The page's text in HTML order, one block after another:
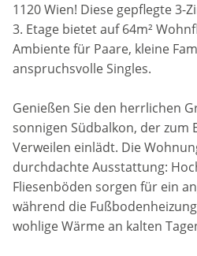
1120 Wien! Diese gepflegte 3-
3. Etage bietet auf 64m²
Ambiente für Paare, kleine
anspruchsvolle Singles.
Genießen Sie den herrlichen
sonnigen Südbalkon, der zum
Verweilen einlädt. Die
durchdachte Ausstattung:
Fliesenböden sorgen für ein
während die
wohlige Wärme an kalten